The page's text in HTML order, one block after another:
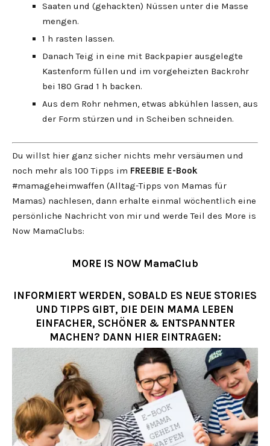
Saaten und (gehackten) Nüssen unter die Masse
mengen.
1 h rasten lassen.
Danach Teig in eine mit Backpapier ausgelegte
Kastenform füllen und im vorgeheizten Backrohr
bei 180 Grad 1 h backen.
Aus dem Rohr nehmen, etwas abkühlen lassen, aus
der Form stürzen und in Scheiben schneiden.
Du willst hier ganz sicher nichts mehr versäumen und
noch mehr als 100 Tipps im FREEBIE E-Book
#mamageheimwaffen (Alltag-Tipps von Mamas für
Mamas) nachlesen, dann erhalte einmal wöchentlich eine
persönliche Nachricht von mir und werde Teil des More is
Now MamaClubs:
MORE IS NOW MamaClub
INFORMIERT WERDEN, SOBALD ES NEUE STORIES
UND TIPPS GIBT, DIE DEIN MAMA LEBEN
EINFACHER, SCHÖNER & ENTSPANNTER
MACHEN? DANN HIER EINTRAGEN: